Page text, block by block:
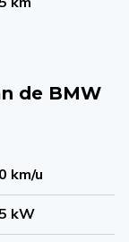
de BMW
km/u
kW